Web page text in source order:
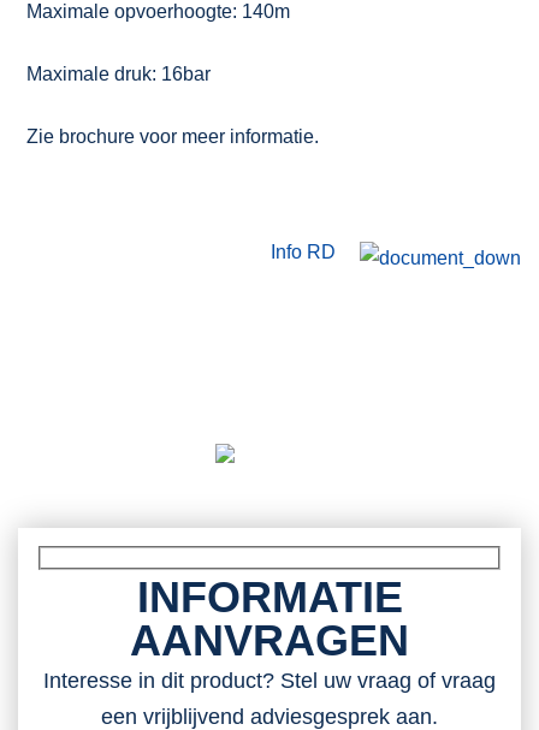
Maximale opvoerhoogte: 140m
Maximale druk: 16bar
Zie brochure voor meer informatie.
Info RD
INFORMATIE
AANVRAGEN
Interesse in dit product? Stel uw vraag of vraag
een vrijblijvend adviesgesprek aan.